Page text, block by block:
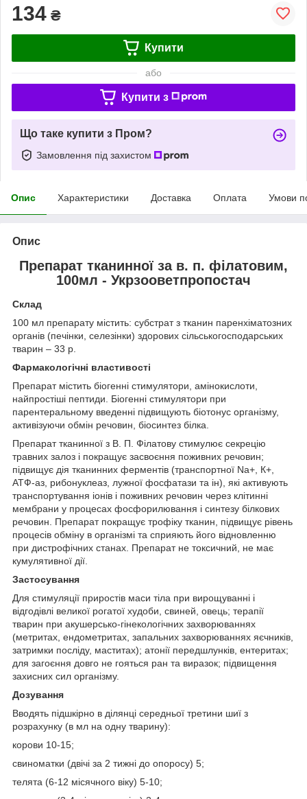
134 ₴
Купити
або
Купити з
Що таке купити з Пром?
Замовлення під захистом
Опис Характеристики Доставка Оплата Умови
Опис
Препарат тканинної за в. п. філатовим,
100мл - Укрзооветпропостач
Склад
100 мл препарату містить: субстрат з тканин паренхіматозних
органів (печінки, селезінки) здорових сільськогосподарських
тварин – 33 р.
Фармакологічні властивості
Препарат містить біогенні стимулятори, амінокислоти,
найпростіші пептиди. Біогенні стимулятори при
парентеральному введенні підвищують біотонус організму,
активізуючи обмін речовин, біосинтез білка.
Препарат тканинної з В. П. Філатову стимулює секрецію
травних залоз і покращує засвоєння поживних речовин;
підвищує дія тканинних ферментів (транспортної Nа+, К+,
АТФ-аз, рибонуклеаз, лужної фосфатази та ін), які активують
транспортування іонів і поживних речовин через клітинні
мембрани у процесах фосфорилювання і синтезу білкових
речовин. Препарат покращує трофіку тканин, підвищує рівень
процесів обміну в організмі та сприяють його відновленню
при дистрофічних станах. Препарат не токсичний, не має
кумулятивної дії.
Застосування
Для стимуляції приростів маси тіла при вирощуванні і
відгодівлі великої рогатої худоби, свиней, овець; терапії
тварин при акушерсько-гінекологічних захворюваннях
(метритах, ендометритах, запальних захворюваннях яєчників,
затримки посліду, маститах); атонії передшлунків, ентеритах;
для загоєння довго не гояться ран та виразок; підвищення
захисних сил організму.
Дозування
Вводять підшкірно в ділянці середньої третини шиї з
розрахунку (в мл на одну тварину):
корови 10-15;
свиноматки (двічі за 2 тижні до опоросу) 5;
телята (6-12 місячного віку) 5-10;